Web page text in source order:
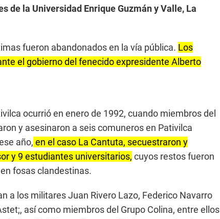
de la Universidad Enrique Guzmán y Valle, La
fueron abandonados en la vía pública. Los
el gobierno del fenecido expresidente Alberto
ocurrió en enero de 1992, cuando miembros del
y asesinaron a seis comuneros en Pativilca
año, en el caso La Cantuta, secuestraron y
y 9 estudiantes universitarios, cuyos restos fueron
fosas clandestinas.
a los militares Juan Rivero Lazo, Federico Navarro
así como miembros del Grupo Colina, entre ellos